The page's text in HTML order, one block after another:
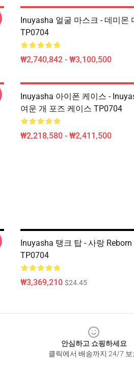
Inuyasha 얼굴 마스크 - 데미몬
TP0704
₩2,740,842 - ₩3,100,500
Inuyasha 아이폰 케이스 -
여운 개 포즈 케이스 TP0704
₩2,218,580 - ₩2,411,500
Inuyasha 탱크 탑 - 사랑
TP0704
₩3,369,210 $24.45
안심하고 쇼핑하세요
클릭에서 배송까지 24/7 보